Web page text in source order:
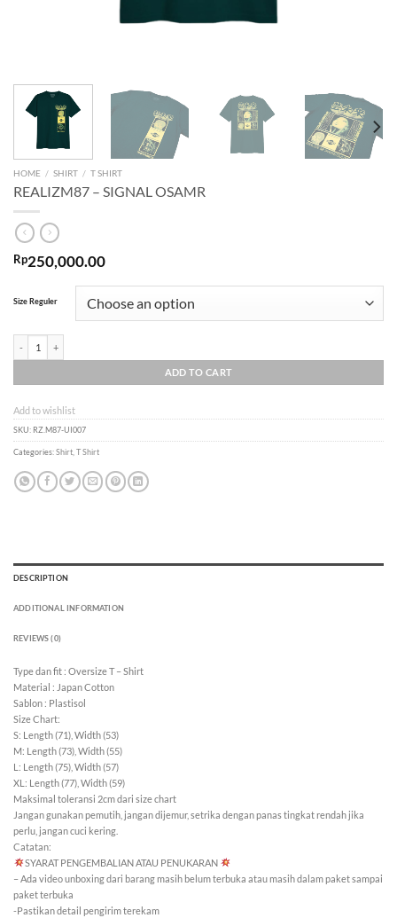
HOME / SHIRT / T SHIRT
REALIZM87 – SIGNAL OSAMR
Rp250,000.00
Size Reguler
ADD TO CART
Add to wishlist
SKU: RZ.M87-UI007
Categories:Shirt,T Shirt
DESCRIPTION
ADDITIONAL INFORMATION
REVIEWS (0)
Type dan fit : Oversize T – Shirt
Material : Japan Cotton
Sablon : Plastisol
Size Chart:
S: Length (71), Width (53)
M: Length (73), Width (55)
L: Length (75), Width (57)
XL: Length (77), Width (59)
Maksimal toleransi 2cm dari size chart
Jangan gunakan pemutih, jangan dijemur, setrika dengan panas tingkat rendah jika
perlu, jangan cuci kering.
Catatan:
SYARAT PENGEMBALIAN ATAU PENUKARAN
– Ada video unboxing dari barang masih belum terbuka atau masih dalam paket sampai
paket terbuka
-Pastikan detail pengirim terekam